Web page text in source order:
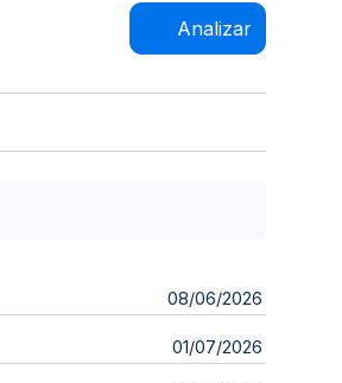
Analizar
08/06/2026
01/07/2026